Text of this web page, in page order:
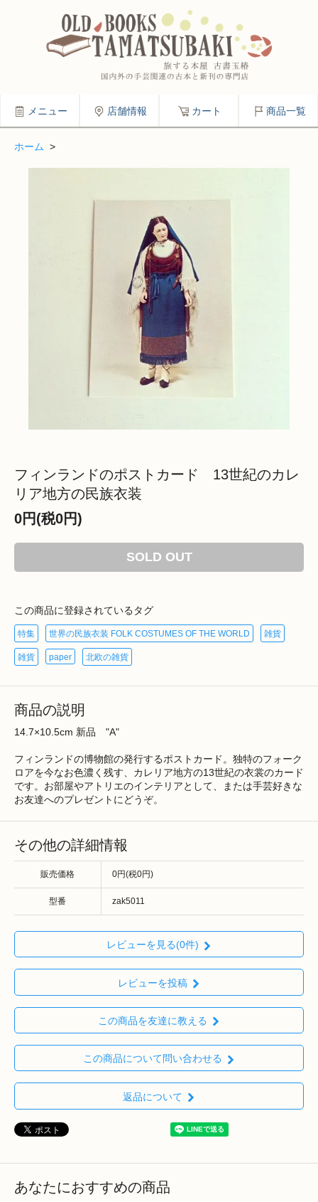
メニュー 店舗情報 カート 商品一覧
ホーム >
フィンランドのポストカード 13世紀のカレ
リア地方の民族衣装
0円(税0円)
SOLD OUT
この商品に登録されているタグ
特集 世界の民族衣装 FOLK COSTUMES OF THE WORLD 雑貨
雑貨 paper 北欧の雑貨
商品の説明
14.7×10.5cm 新品 "A"
フィンランドの博物館の発行するポストカード。独特のフォーク
ロアを今なお色濃く残す、カレリア地方の13世紀の衣裳のカード
です。お部屋やアトリエのインテリアとして、または手芸好きな
お友達へのプレゼントにどうぞ。
その他の詳細情報
販売価格 0円(税0円)
型番 zak5011
レビューを見る(0件)
レビューを投稿
この商品を友達に教える
この商品について問い合わせる
返品について
あなたにおすすめの商品